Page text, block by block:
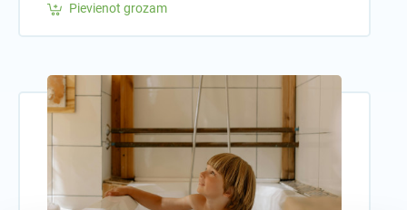
Pievienot grozam